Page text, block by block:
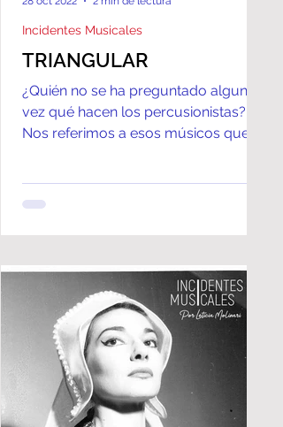
TRIANGULAR
¿Quién no se ha preguntado alguna
vez qué hacen los percusionistas?
Nos referimos a esos músicos que
Incidentes Musicales